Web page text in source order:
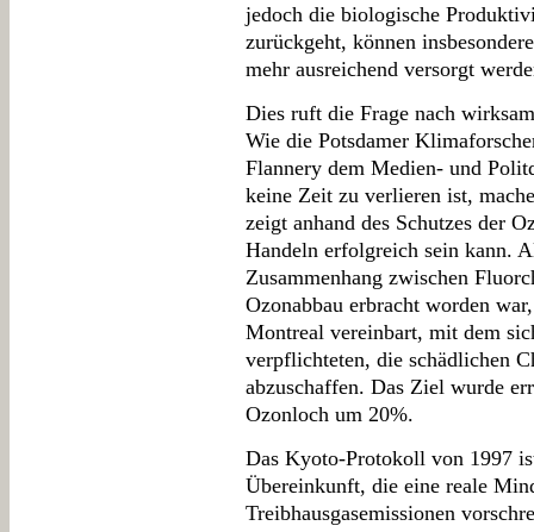
jedoch die biologische
zurückgeht, können
mehr ausreichend versorgt
Dies ruft die Frage nach
Wie die Potsdamer
Flannery dem Medien- und
keine Zeit zu verlieren ist,
zeigt anhand des Schutzes der
Handeln erfolgreich sein kann.
Zusammenhang zwischen
Ozonabbau erbracht worden
Montreal vereinbart, mit dem
verpflichteten, die schädlichen
abzuschaffen. Das Ziel wurde
Ozonloch um 20%.
Das Kyoto-Protokoll von 1997
Übereinkunft, die eine reale
Treibhausgasemissionen